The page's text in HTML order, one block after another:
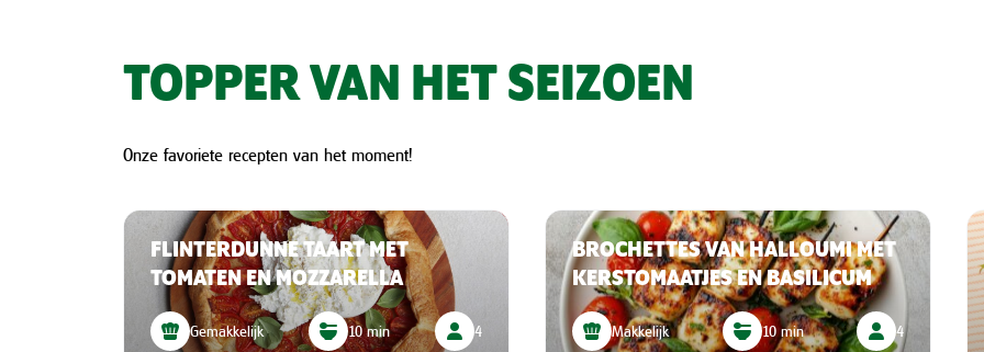
TOPPER VAN HET SEIZOEN
Onze favoriete recepten van het moment!
FLINTERDUNNE TAART MET
TOMATEN EN MOZZARELLA
Gemakkelijk 10 min 4
BROCHETTES VAN HALLOUMI MET
KERSTOMAATJES EN BASILICUM
Makkelijk 10 min 4